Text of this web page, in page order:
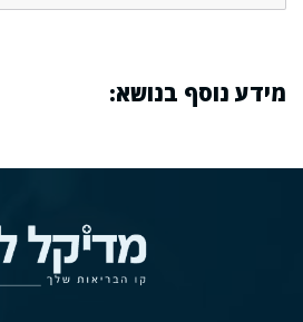
מידע נוסף בנושא: